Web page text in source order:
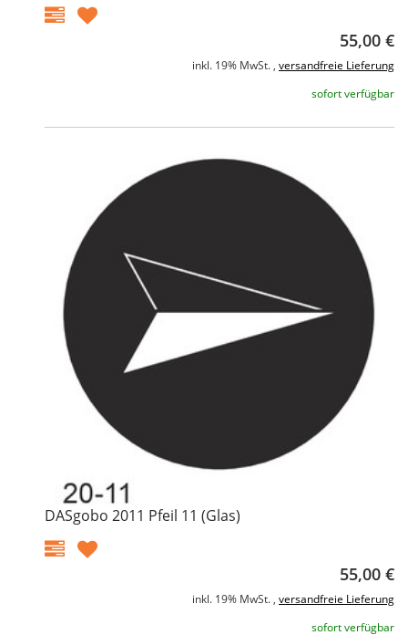
55,00 €
inkl. 19% MwSt. , versandfreie Lieferung
sofort verfügbar
DASgobo 2011 Pfeil 11 (Glas)
55,00 €
inkl. 19% MwSt. , versandfreie Lieferung
sofort verfügbar